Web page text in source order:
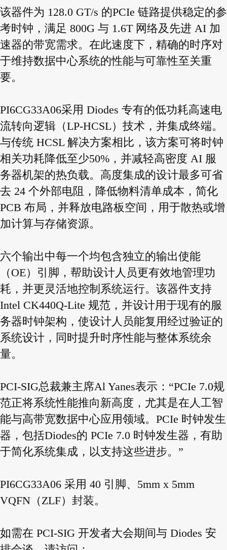
该器件为 128.0 GT/s 的PCIe 链路提供稳定的参
考时钟，满足 800G 与 1.6T 网络及先进 AI 加
速器的带宽需求。在此速度下，精确的时序对
于维持数据中心系统的性能与可靠性至关重
要。
PI6CG33A06采用 Diodes 专有的低功耗高速电
流转向逻辑（LP-HCSL）技术，并集成终端。
与传统 HCSL 解决方案相比，该方案可将时钟
相关功耗降低至少50%，并减轻高密度 AI 服
务器机架的热负载。高度集成的设计最多可省
去 24 个外部电阻，降低物料清单成本，简化
PCB 布局，并释放电路板空间，用于散热或增
加计算与存储资源。
六个输出中每一个均包含独立的输出使能
（OE）引脚，帮助设计人员更有效地管理功
耗，并更灵活地控制系统运行。该器件支持
Intel CK440Q-Lite 规范，并设计用于现有的服
务器时钟架构，使设计人员能复用经过验证的
系统设计，同时提升时序性能与整体系统余
量。
PCI-SIG总裁兼主席Al Yanes表示：“PCIe 7.0规
范正将系统性能推向新高度，尤其是在人工智
能与高带宽数据中心应用领域。PCIe 时钟发生
器，包括Diodes的 PCIe 7.0 时钟发生器，有助
于简化系统集成，以支持这些进步。”
PI6CG33A06 采用 40 引脚、5mm x 5mm
VQFN（ZLF）封装。
如需在 PCI-SIG 开发者大会期间与 Diodes 安